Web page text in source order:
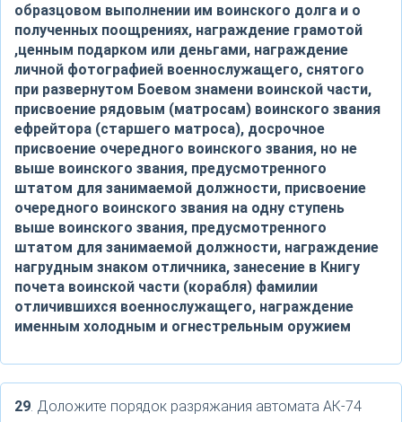
образцовом выполнении им воинского долга и о
полученных поощрениях, награждение грамотой
,ценным подарком или деньгами, награждение
личной фотографией военнослужащего, снятого
при развернутом Боевом знамени воинской части,
присвоение рядовым (матросам) воинского звания
ефрейтора (старшего матроса), досрочное
присвоение очередного воинского звания, но не
выше воинского звания, предусмотренного
штатом для занимаемой должности, присвоение
очередного воинского звания на одну ступень
выше воинского звания, предусмотренного
штатом для занимаемой должности, награждение
нагрудным знаком отличника, занесение в Книгу
почета воинской части (корабля) фамилии
отличившихся военнослужащего, награждение
именным холодным и огнестрельным оружием
29. Доложите порядок разряжания автомата АК-74